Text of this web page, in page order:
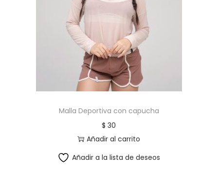
Malla Deportiva con capucha
$ 30
Añadir al carrito
Añadir a la lista de deseos